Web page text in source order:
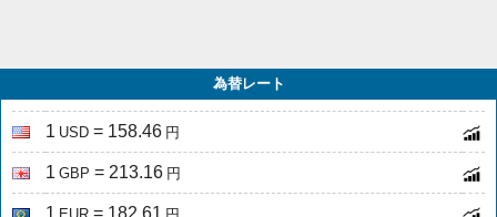
為替レート
1 USD = 158.46 円
1 GBP = 213.16 円
1 = 182.61